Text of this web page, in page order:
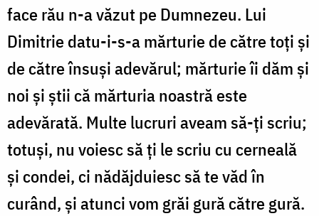
face rău n-a văzut pe Dumnezeu. Lui
Dimitrie datu-i-s-a mărturie de către toți și
de către însuși adevărul; mărturie îi dăm și
noi și știi că mărturia noastră este
adevărată. Multe lucruri aveam să-ți scriu;
totuși, nu voiesc să ți le scriu cu cerneală
și condei, ci nădăjduiesc să te văd în
curând, și atunci vom grăi gură către gură.